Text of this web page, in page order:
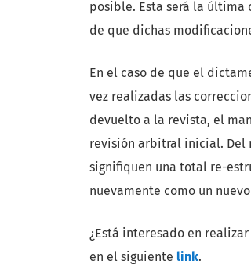
posible. Esta será la
de que dichas
En el caso de que el
vez realizadas las
devuelto a la revista, el
revisión arbitral inicial. Del
signifiquen una total re-
nuevamente como un
¿Está interesado en
en el siguiente link.